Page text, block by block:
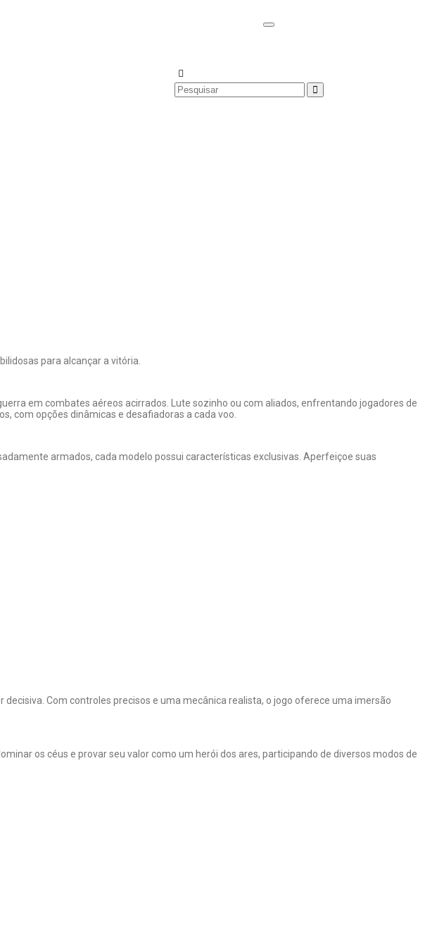
para alcançar a vitória.
em combates aéreos acirrados. Lute sozinho ou com aliados, enfrentando jogadores de
com opções dinâmicas e desafiadoras a cada voo.
armados, cada modelo possui características exclusivas. Aperfeiçoe suas
Com controles precisos e uma mecânica realista, o jogo oferece uma imersão
os céus e provar seu valor como um herói dos ares, participando de diversos modos de